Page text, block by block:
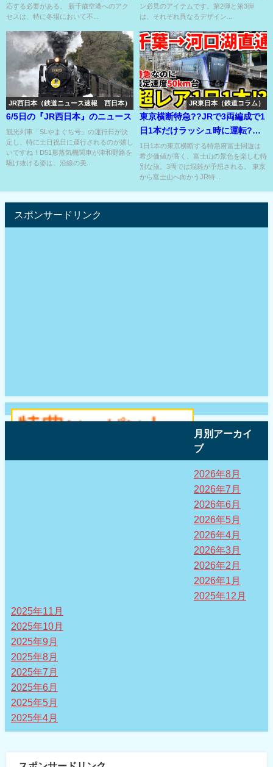
応する必要がある。 新千歳空港へのアク
セスは、特に冬場において不...
ン必見のアイテムです。第2弾と第3弾
は、それぞれ異なるデザイン...
JR西日本（鉄道ニュース速報 西日本）
6/5日の『JR西日本』のニュース
観光列車「SLやまぐち号」の運行日が決
定し、特に土日祝日に運行されるのが嬉し
いですね！D51形蒸気機関車が津和野路を
駆け抜ける姿は、沿線の美...
JR東日本（鉄道コラム）
東京横断特急??JRで3両編成で1
日1本だけラッシュ時に運転?全
車指定席なのに立客も??
1日1本の東京横断する特急府富士回遊は
希少価値が高く、富士山の景色を楽しむ特
別な旅。3両では混雑が予想される。 東京
から富士山へ向かうJR特...
スポンサードリンク
月別アーカイ
ブ
2026年8月
2026年7月
2026年6月
2026年5月
2026年4月
2026年3月
2026年2月
2026年1月
2025年12月
2025年11月
2025年10月
2025年9月
2025年8月
2025年7月
2025年6月
2025年5月
2025年4月